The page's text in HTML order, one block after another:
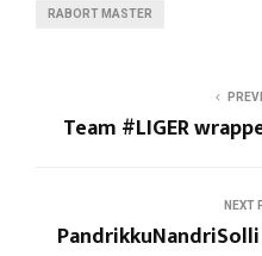
RABORT MASTER
Team #LIGER
NEXT